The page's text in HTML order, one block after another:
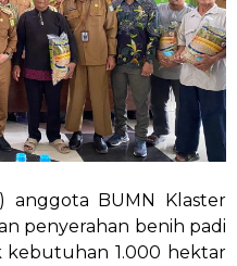
anggota BUMN Klaster
penyerahan benih padi
1.000 hektar